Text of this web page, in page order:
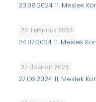
23.08.2024 11. Meslek
24 Temmuz 2024
24.07.2024 11. Meslek
27 Haziran 2024
27.06.2024 11. Meslek